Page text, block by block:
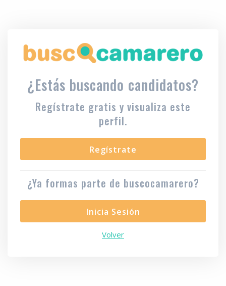
¿Estás buscando candidatos?
Regístrate gratis y visualiza este
perfil.
Regístrate
¿Ya formas parte de buscocamarero?
Inicia Sesión
Volver